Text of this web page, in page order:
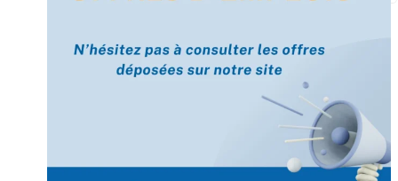
[Enquête IESF 2026] Top départ 🚀
👩‍🎓 Ingénieurs diplômés, vous avez jusqu’au 31
mai pour participer et faire entendre votre voix !
Depuis plus de 60 ans, cette enquête vise à établir
un panorama complet de la situation socio-
professionnelle des ingénieurs et scientifiques
français.
Prénom
Mot de passe